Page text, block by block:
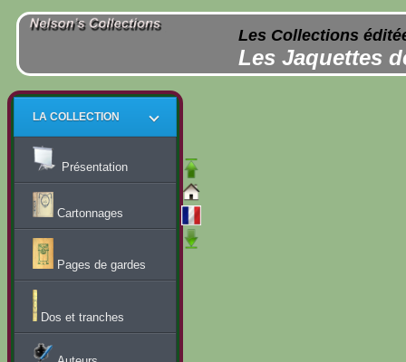
Les Collections
Les Jaquettes
LA COLLECTION
Présentation
Cartonnages
Pages de gardes
Dos et tranches